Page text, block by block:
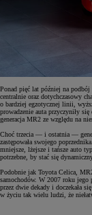
Ponad pięć lat później na podbój
centralnie oraz dotychczasowy
o bardziej egzotycznej linii,
prowadzenie auta przyczyniły
generacja MR2 ze względu na
Choć trzecia — i ostatnia —
zastępowała swojego
mniejsze, lżejsze i tańsze auto
potrzebne, by stać się
Podobnie jak Toyota Celica,
samochodów. W 2007 roku jego
przez dwie dekady i doczekała
w życiu tak wielu ludzi, że